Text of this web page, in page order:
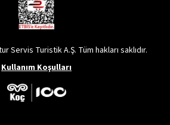
Servis Turistik A.Ş. Tüm hakları saklıdır.
Kullanım Koşulları